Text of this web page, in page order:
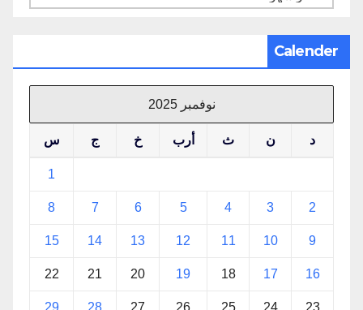
Calender
نوفمبر 2025
د ن ث أرب خ ج س
1
2
3
4
5
6
7
8
9
10
11
12
13
14
15
16
17
18
19
20
21
22
23
24
25
26
27
28
29